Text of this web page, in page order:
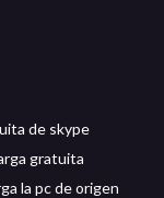
de skype
gratuita
la pc de origen